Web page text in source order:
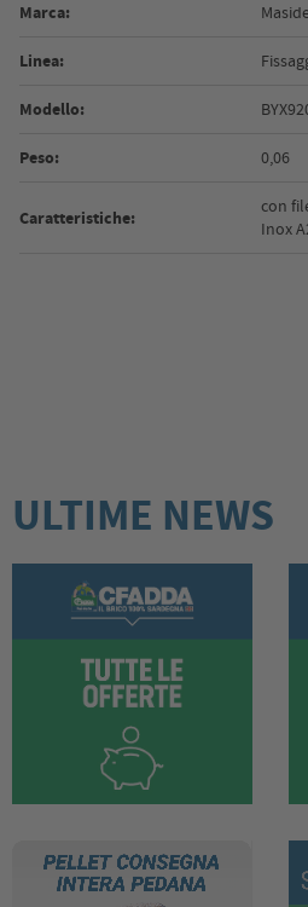
Marca:
Linea:
Modello:
Peso: 0,06
Caratteristiche:
con
Inox
ULTIME NEWS